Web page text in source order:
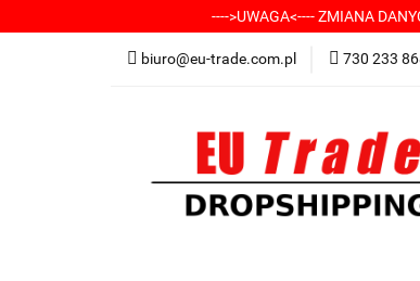
---->UWAGA<---- ZMIANA
biuro@eu-trade.com.pl 730 233